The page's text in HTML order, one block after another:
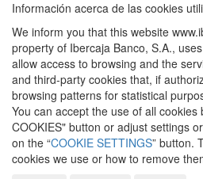
Información acerca de las cookies
We inform you that this website
property of Ibercaja Banco, S.A.,
allow access to browsing and the
and third-party cookies that, if
browsing patterns for statistical
You can accept the use of all cookies
COOKIES" button or adjust settings
on the “COOKIE SETTINGS” button.
cookies we use or how to remove